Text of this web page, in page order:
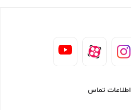
اطلاعات تماس